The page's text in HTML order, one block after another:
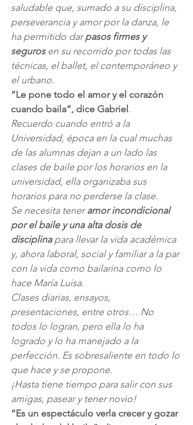
saludable que, sumado a su disciplina,
perseverancia y amor por la danza, le
ha permitido dar pasos firmes y
seguros en su recorrido por todas las
técnicas, el ballet, el contemporáneo y
el urbano.
“Le pone todo el amor y el corazón
cuando baila”, dice Gabriel.
Recuerdo cuando entró a la
Universidad, época en la cual muchas
de las alumnas dejan a un lado las
clases de baile por los horarios en la
universidad, ella organizaba sus
horarios para no perderse la clase.
Se necesita tener amor incondicional
por el baile y una alta dosis de
disciplina para llevar la vida académica
y, ahora laboral, social y familiar a la par
con la vida como bailarina como lo
hace María Luisa.
Clases diarias, ensayos,
presentaciones, entre otros… No
todos lo logran, pero ella lo ha
logrado y lo ha manejado a la
perfección. Es sobresaliente en todo lo
que hace y se propone.
¡Hasta tiene tiempo para salir con sus
amigas, pasear y tener novio!
“Es un espectáculo verla crecer y gozar